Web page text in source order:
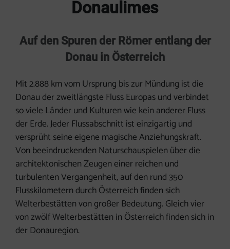
Donaulimes
Auf den Spuren der Römer entlang der
Donau in Österreich
Mit 2.888 km vom Ursprung bis zur Mündung ist die
Donau der zweitlängste Fluss Europas und verbindet
so viele Länder und Kulturen wie kein anderer Fluss
der Erde. Jeder Flussabschnitt ist einzigartig und
versprüht seine eigene magische Anziehungskraft.
Von beeindruckenden Naturschauspielen über die
architektonischen Zeugen einer reichen und
turbulenten Vergangenheit, auf den rund 350
Flusskilometern durch Österreich finden sich
Welterbestätten von großer Bedeutung. Gleich vier
von zwölf Welterbestätten in Österreich finden sich in
der Donauregion.